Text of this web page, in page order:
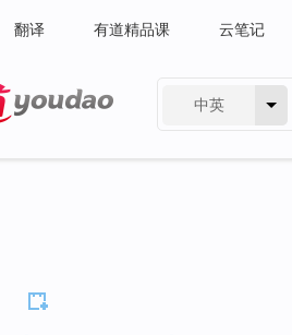
翻译 有道精品课 云笔记
中英